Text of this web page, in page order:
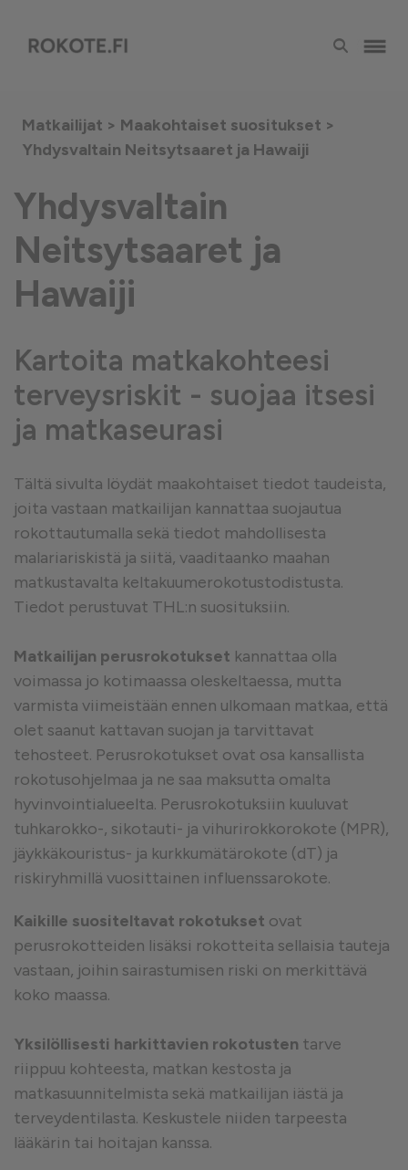
Matkailijat > Maakohtaiset suositukset >
Yhdysvaltain Neitsytsaaret ja Hawaiji
Yhdysvaltain
Neitsytsaaret ja
Hawaiji
Kartoita matkakohteesi
terveysriskit - suojaa itsesi
ja matkaseurasi
Tältä sivulta löydät maakohtaiset tiedot taudeista,
joita vastaan matkailijan kannattaa suojautua
rokottautumalla sekä tiedot mahdollisesta
malariariskistä ja siitä, vaaditaanko maahan
matkustavalta keltakuumerokotustodistusta.
Tiedot perustuvat THL:n suosituksiin.
Matkailijan perusrokotukset kannattaa olla
voimassa jo kotimaassa oleskeltaessa, mutta
varmista viimeistään ennen ulkomaan matkaa, että
olet saanut kattavan suojan ja tarvittavat
tehosteet. Perusrokotukset ovat osa kansallista
rokotusohjelmaa ja ne saa maksutta omalta
hyvinvointialueelta. Perusrokotuksiin kuuluvat
tuhkarokko-, sikotauti- ja vihurirokkorokote (MPR),
jäykkäkouristus- ja kurkkumätärokote (dT) ja
riskiryhmillä vuosittainen influenssarokote.
Kaikille suositeltavat rokotukset ovat
perusrokotteiden lisäksi rokotteita sellaisia tauteja
vastaan, joihin sairastumisen riski on merkittävä
koko maassa.
Yksilöllisesti harkittavien rokotusten tarve
riippuu kohteesta, matkan kestosta ja
matkasuunnitelmista sekä matkailijan iästä ja
terveydentilasta. Keskustele niiden tarpeesta
lääkärin tai hoitajan kanssa.